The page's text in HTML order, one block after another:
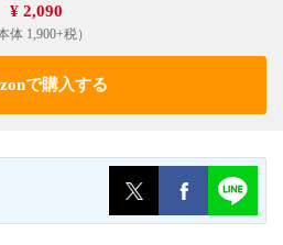
¥ 2,090
体 1,900+税）
で購入する